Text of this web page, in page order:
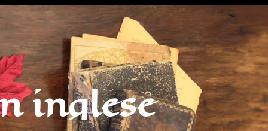
inglese